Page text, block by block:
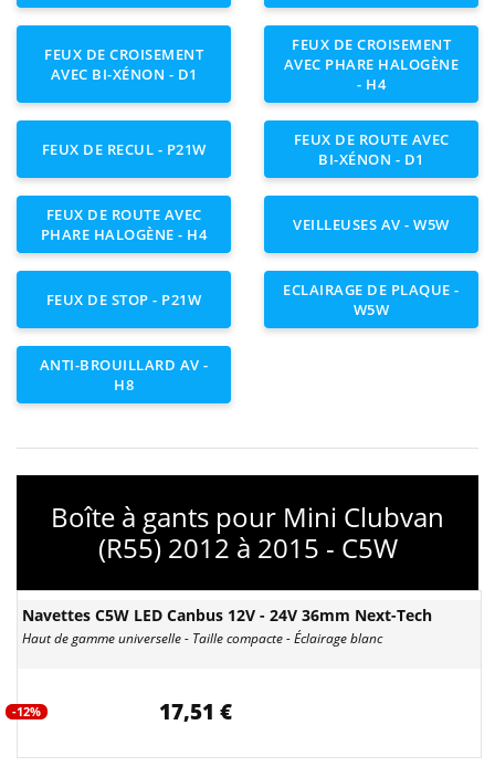
FEUX DE CROISEMENT
AVEC BI-XÉNON - D1
FEUX DE CROISEMENT
AVEC PHARE HALOGÈNE
- H4
FEUX DE RECUL - P21W
FEUX DE ROUTE AVEC
BI-XÉNON - D1
FEUX DE ROUTE AVEC
PHARE HALOGÈNE - H4
VEILLEUSES AV - W5W
FEUX DE STOP - P21W
ECLAIRAGE DE PLAQUE -
W5W
ANTI-BROUILLARD AV -
H8
Boîte à gants pour Mini Clubvan
(R55) 2012 à 2015 - C5W
Navettes C5W LED Canbus 12V - 24V 36mm Next-Tech
Haut de gamme universelle - Taille compacte - Éclairage blanc
-12% 17,51 €